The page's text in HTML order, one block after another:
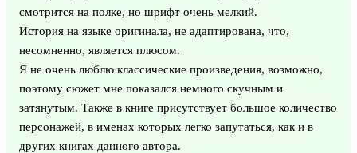
смотрится на полке, но шрифт очень мелкий.
История на языке оригинала, не адаптирована, что,
несомненно, является плюсом.
Я не очень люблю классические произведения, возможно,
поэтому сюжет мне показался немного скучным и
затянутым. Также в книге присутствует большое количество
персонажей, в именах которых легко запутаться, как и в
других книгах данного автора.